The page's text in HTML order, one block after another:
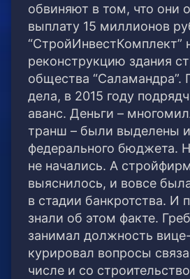
обвиняют в том, что они
выплату 15 миллионов
“СтройИнвестКомплект”
реконструкцию здания
общества “Саламандра”.
дела, в 2015 году
аванс. Деньги –
транш – были выделены
федерального бюджета.
не начались. А
выяснилось, и вовсе
в стадии банкротства. И
знали об этом факте.
занимал должность
курировал вопросы
числе и со